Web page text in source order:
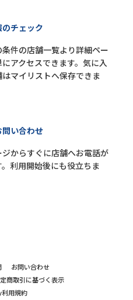
チェック
条件の店舗一覧より詳細ペー
アクセスできます。気に入
はマイリストへ保存できま
い合わせ
からすぐに店舗へお電話が
利用開始後にも役立ちま
お問い合わせ
商取引に基づく表示
用規約